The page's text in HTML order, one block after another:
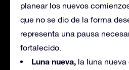
planear los nuevos
que no se dio de la forma
representa una pausa
fortalecido.
Luna nueva, la luna